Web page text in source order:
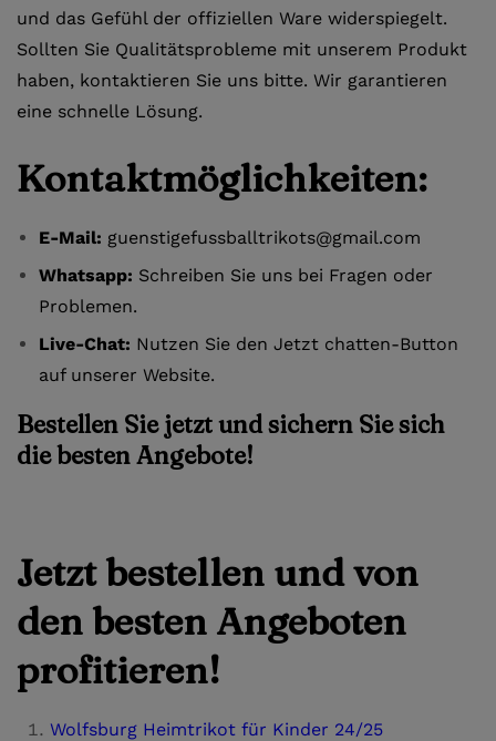
und das Gefühl der offiziellen Ware widerspiegelt.
Sollten Sie Qualitätsprobleme mit unserem Produkt
haben, kontaktieren Sie uns bitte. Wir garantieren
eine schnelle Lösung.
Kontaktmöglichkeiten:
E-Mail: guenstigefussballtrikots@gmail.com
Whatsapp: Schreiben Sie uns bei Fragen oder
Problemen.
Live-Chat: Nutzen Sie den Jetzt chatten-Button
auf unserer Website.
Bestellen Sie jetzt und sichern Sie sich
die besten Angebote!
Jetzt bestellen und von
den besten Angeboten
profitieren!
Wolfsburg Heimtrikot für Kinder 24/25